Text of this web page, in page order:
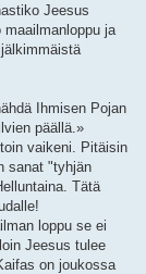
Jeesus
ja
Ihmisen Pojan
päällä.»
vaikeni. Pitäisin
sanat "tyhjän
Tätä
loppu se ei
Jeesus tulee
on joukossa